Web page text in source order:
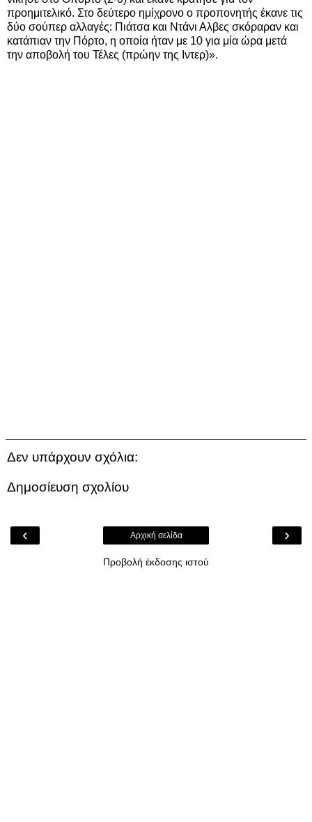
προημιτελικό. Στο δεύτερο ημίχρονο ο προπονητής έκανε τις
δύο σούπερ αλλαγές: Πιάτσα και Ντάνι Αλβες σκόραραν και
κατάπιαν την Πόρτο, η οποία ήταν με 10 για μία ώρα μετά
την αποβολή του Τέλες (πρώην της Ιντερ)».
Δεν υπάρχουν σχόλια:
Δημοσίευση σχολίου
‹ ›
Αρχική σελίδα
Προβολή έκδοσης ιστού